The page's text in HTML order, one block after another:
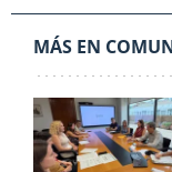
MÁS EN